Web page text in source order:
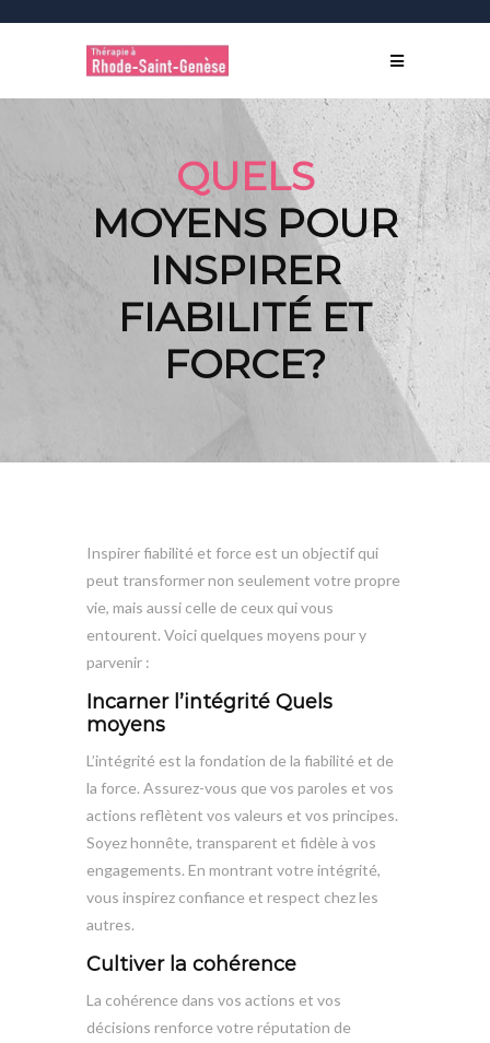
QUELS
MOYENS POUR
INSPIRER
FIABILITÉ ET
FORCE?
Inspirer fiabilité et force est un objectif qui
peut transformer non seulement votre propre
vie, mais aussi celle de ceux qui vous
entourent. Voici quelques moyens pour y
parvenir :
Incarner l’intégrité Quels
moyens
L’intégrité est la fondation de la fiabilité et de
la force. Assurez-vous que vos paroles et vos
actions reflètent vos valeurs et vos principes.
Soyez honnête, transparent et fidèle à vos
engagements. En montrant votre intégrité,
vous inspirez confiance et respect chez les
autres.
Cultiver la cohérence
La cohérence dans vos actions et vos
décisions renforce votre réputation de